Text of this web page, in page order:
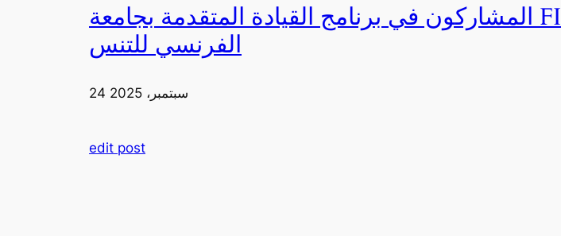
المشاركون في برنامج القيادة المتقدمة بجامعة FIA يزورون ملعب رولان غاروس مع الاتحاد
الفرنسي للتنس
24 سبتمبر، 2025
edit post